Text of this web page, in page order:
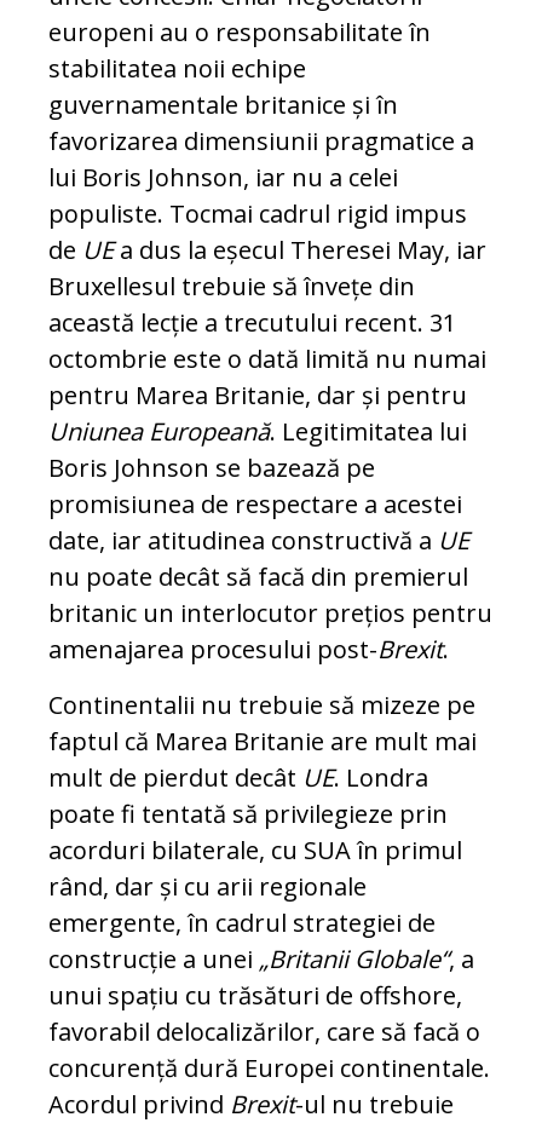
europeni au o responsabilitate în
stabilitatea noii echipe
guvernamentale britanice și în
favorizarea dimensiunii pragmatice a
lui Boris Johnson, iar nu a celei
populiste. Tocmai cadrul rigid impus
de UEa dus la eșecul Theresei May, iar
Bruxellesul trebuie să învețe din
această lecție a trecutului recent. 31
octombrie este o dată limită nu numai
pentru Marea Britanie, dar și pentru
Uniunea Europeană. Legitimitatea lui
Boris Johnson se bazează pe
promisiunea de respectare a acestei
date, iar atitudinea constructivă a UE
nu poate decât să facă din premierul
britanic un interlocutor prețios pentru
amenajarea procesului post-Brexit.
Continentalii nu trebuie să mizeze pe
faptul că Marea Britanie are mult mai
mult de pierdut decât UE. Londra
poate fi tentată să privilegieze prin
acorduri bilaterale, cu SUA în primul
rând, dar și cu arii regionale
emergente, în cadrul strategiei de
construcție a unei „Britanii Globale“, a
unui spațiu cu trăsături de offshore,
favorabil delocalizărilor, care să facă o
concurență dură Europei continentale.
Acordul privind Brexit-ul nu trebuie